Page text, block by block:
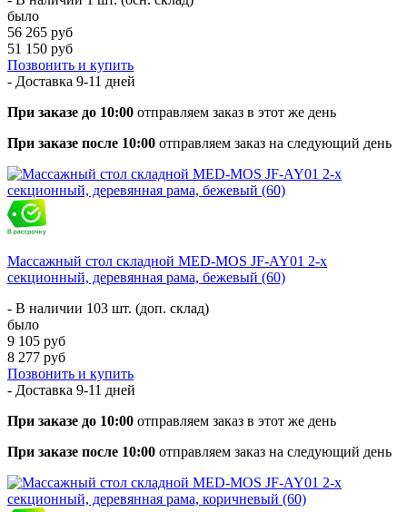
было
56 265 руб
51 150 руб
Позвонить и купить
- Доставка 9-11 дней
При заказе до 10:00 отправляем заказ в этот же день
При заказе после 10:00 отправляем заказ на следующий день
Массажный стол складной MED-MOS JF-AY01 2-х
секционный, деревянная рама, бежевый (60)
- В наличии 103 шт. (доп. склад)
было
9 105 руб
8 277 руб
Позвонить и купить
- Доставка 9-11 дней
При заказе до 10:00 отправляем заказ в этот же день
При заказе после 10:00 отправляем заказ на следующий день